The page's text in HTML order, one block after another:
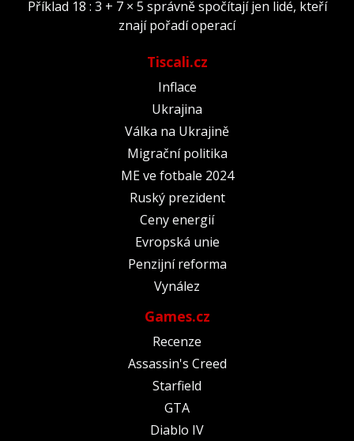
Příklad 18 : 3 + 7 × 5 správně spočítají jen lidé, kteří
znají pořadí operací
Tiscali.cz
Inflace
Ukrajina
Válka na Ukrajině
Migrační politika
ME ve fotbale 2024
Ruský prezident
Ceny energií
Evropská unie
Penzijní reforma
Vynález
Games.cz
Recenze
Assassin's Creed
Starfield
GTA
Diablo IV